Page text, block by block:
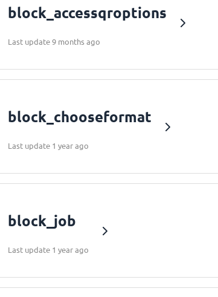
block_accessqroptions
Last update 9 months ago
block_chooseformat
Last update 1 year ago
block_job
Last update 1 year ago